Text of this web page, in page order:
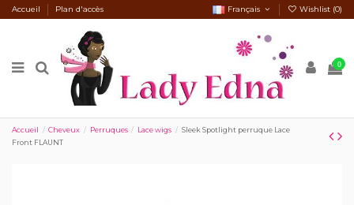
Accueil Plan d'accès Français Wishlist (0)
0
Accueil Cheveux Perruques Lace wigs
Sleek Spotlight perruque Lace
Front FLAUNT